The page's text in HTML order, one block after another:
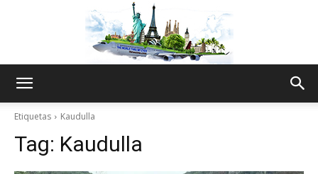
Etiquetas Kaudulla
Tag: Kaudulla